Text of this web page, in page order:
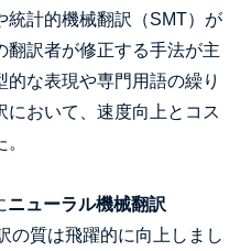
統計的機械翻訳（SMT）が
翻訳者が修正する手法が主
な表現や専門用語の繰り
おいて、速度向上とコス
ニューラル機械翻訳
の質は飛躍的に向上しまし